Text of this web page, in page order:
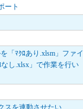
ート
「ﾏｸﾛあり.xlsm」ファイ
し.xlsx」で作業を行い
スを連動させたい